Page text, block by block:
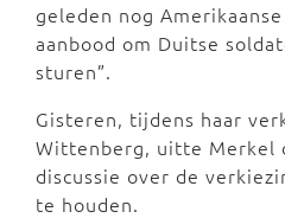
geleden nog
aanbood om Duitse
sturen”.
Gisteren, tijdens haar
Wittenberg, uitte Merkel
discussie over de
te houden.